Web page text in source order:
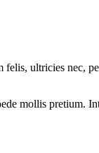
ultricies nec,
mollis pretium.